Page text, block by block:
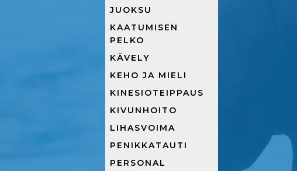
JUOKSU
KAATUMISEN
PELKO
KÄVELY
KEHO JA MIELI
KINESIOTEIPPAUS
KIVUNHOITO
LIHASVOIMA
PENIKKATAUTI
PERSONAL